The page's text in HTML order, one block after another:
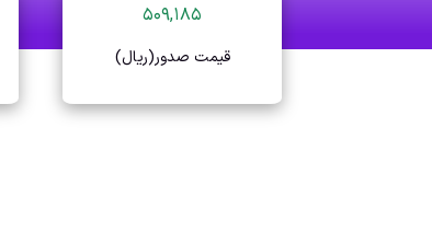
۵۰۹,۱۸۵
قیمت صدور(ریال)